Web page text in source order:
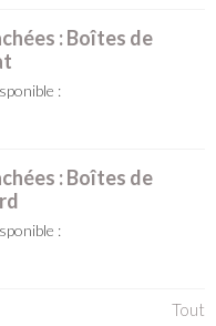
: Boîtes de
:
: Boîtes de
:
Tout